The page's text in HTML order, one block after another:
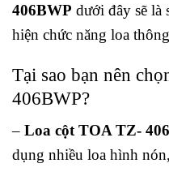
406BWP dưới đây sẽ là
hiện chức năng loa
Tại sao bạn nên
406BWP?
– Loa cột TOA TZ-
dụng nhiều loa hình